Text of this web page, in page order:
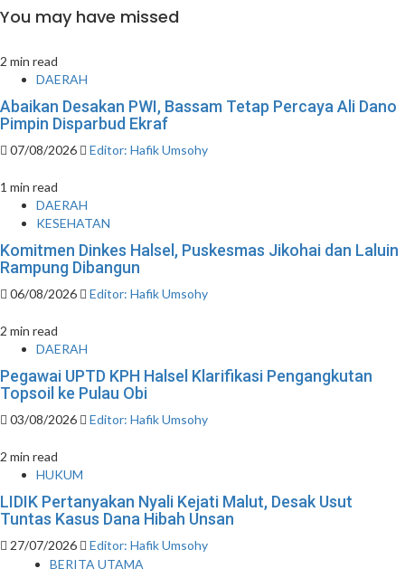
You may have missed
2 min read
DAERAH
Abaikan Desakan PWI, Bassam Tetap Percaya Ali Dano
Pimpin Disparbud Ekraf
07/08/2026 Editor: Hafik Umsohy
1 min read
DAERAH
KESEHATAN
Komitmen Dinkes Halsel, Puskesmas Jikohai dan Laluin
Rampung Dibangun
06/08/2026 Editor: Hafik Umsohy
2 min read
DAERAH
Pegawai UPTD KPH Halsel Klarifikasi Pengangkutan
Topsoil ke Pulau Obi
03/08/2026 Editor: Hafik Umsohy
2 min read
HUKUM
LIDIK Pertanyakan Nyali Kejati Malut, Desak Usut
Tuntas Kasus Dana Hibah Unsan
27/07/2026
Editor: Hafik Umsohy
BERITA UTAMA